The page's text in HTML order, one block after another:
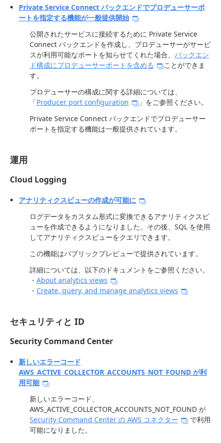
Private Service Connect バックエンドでプロデューサーポ
ートを指定する機能が一般提供開始
公開されたサービスに接続するために Private Service
Connect バックエンドを作成し、プロデューサーがサービ
スが利用可能なポートを知らせてくれた場合、 バックエン
ド構成にプロデューサーポートを含める
ことができま
す。
プロデューサーの構成に関する詳細については、
「Producer port configuration
」をご参照ください。
Private Service Connect バックエンドでプロデューサー
ポートを指定する機能は一般提供されています。
運用
Cloud Logging
アナリティクスビューの作成が可能に
ログデータをカスタム形式に変換できるアナリティクスビ
ューを作成できるようになりました。その後、SQL を使用
してアナリティクスビューをクエリできます。
この機能はパブリックプレビューで提供されています。
詳細については、以下のドキュメントをご参照ください。
・ About analytics views
・ Create, query, and manage analytics views
セキュリティと ID
Security Command Center
新しいエラーコード
AWS_ACTIVE_COLLECTOR_ACCOUNTS_NOT_FOUND が利
用可能
新しいエラーコード、
AWS_ACTIVE_COLLECTOR_ACCOUNTS_NOT_FOUND が
Security Command Center の AWS コネクター
で利用
可能になりました。